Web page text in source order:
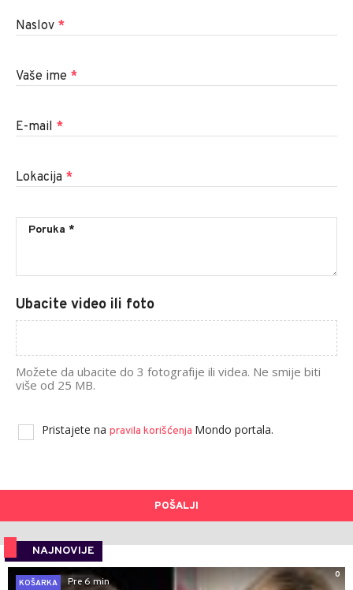
Naslov *
Vaše ime *
E-mail *
Lokacija *
Ubacite video ili foto
Možete da ubacite do 3 fotografije ili videa. Ne smije biti
više od 25 MB.
Pristajete na pravila korišćenja Mondo portala.
POŠALJI
NAJNOVIJE
0
KOŠARKA
Pre 6 min